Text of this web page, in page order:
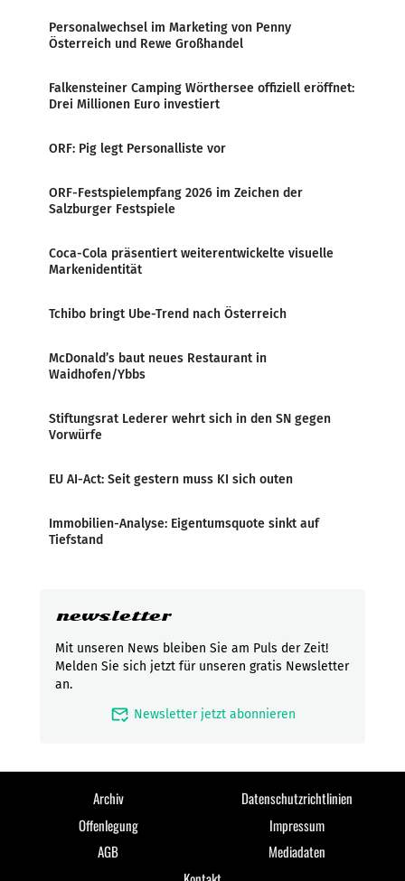
Personalwechsel im Marketing von Penny
Österreich und Rewe Großhandel
Falkensteiner Camping Wörthersee offiziell eröffnet:
Drei Millionen Euro investiert
ORF: Pig legt Personalliste vor
ORF-Festspielempfang 2026 im Zeichen der
Salzburger Festspiele
Coca-Cola präsentiert weiterentwickelte visuelle
Markenidentität
Tchibo bringt Ube-Trend nach Österreich
McDonald’s baut neues Restaurant in
Waidhofen/Ybbs
Stiftungsrat Lederer wehrt sich in den SN gegen
Vorwürfe
EU AI-Act: Seit gestern muss KI sich outen
Immobilien-Analyse: Eigentumsquote sinkt auf
Tiefstand
newsletter
Mit unseren News bleiben Sie am Puls der Zeit!
Melden Sie sich jetzt für unseren gratis Newsletter
an.
mark_email_read Newsletter jetzt abonnieren
Archiv
Datenschutzrichtlinien
Offenlegung
Impressum
AGB
Mediadaten